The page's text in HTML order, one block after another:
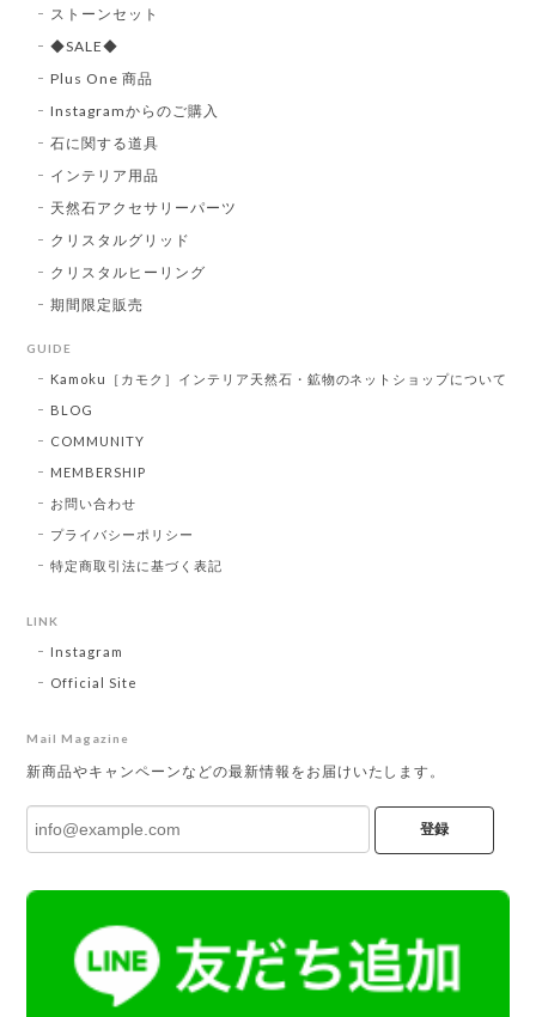
ストーンセット
◆SALE◆
Plus One 商品
Instagramからのご購入
石に関する道具
インテリア用品
天然石アクセサリーパーツ
クリスタルグリッド
クリスタルヒーリング
期間限定販売
GUIDE
Kamoku［カモク］インテリア天然石・鉱物のネットショップについて
BLOG
COMMUNITY
MEMBERSHIP
お問い合わせ
プライバシーポリシー
特定商取引法に基づく表記
LINK
Instagram
Official Site
Mail Magazine
新商品やキャンペーンなどの最新情報をお届けいたします。
登録